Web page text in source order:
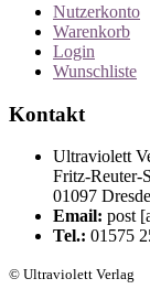
Nutzerkonto
Warenkorb
Login
Wunschliste
Kontakt
Ultraviolett
Fritz-Reuter-
01097
Email: post
Tel.: 01575
© Ultraviolett Verlag